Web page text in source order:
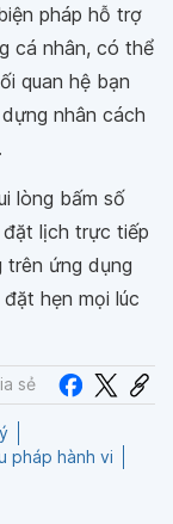
pháp hỗ trợ
cá nhân, có thể
quan hệ bạn
nhân cách
lòng bấm số
lịch trực tiếp
ứng dụng
hẹn mọi lúc
sẻ
pháp hành vi